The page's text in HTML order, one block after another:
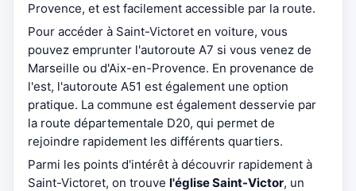
Provence, et est facilement accessible par la route.
Pour accéder à Saint-Victoret en voiture, vous
pouvez emprunter l'autoroute A7 si vous venez de
Marseille ou d'Aix-en-Provence. En provenance de
l'est, l'autoroute A51 est également une option
pratique. La commune est également desservie par
la route départementale D20, qui permet de
rejoindre rapidement les différents quartiers.
Parmi les points d'intérêt à découvrir rapidement à
Saint-Victoret, on trouve l'église Saint-Victor, un